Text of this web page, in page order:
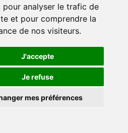
pour analyser le trafic de
et pour comprendre la
de nos visiteurs.
J'accepte
Je refuse
mes préférences